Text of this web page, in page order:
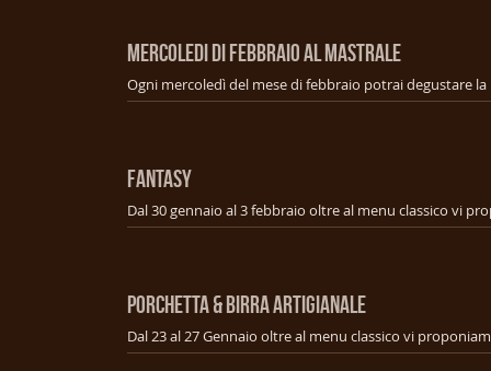
MERCOLEDI DI FEBBRAIO AL MASTRALE
FANTASY
PORCHETTA & BIRRA ARTIGIANALE